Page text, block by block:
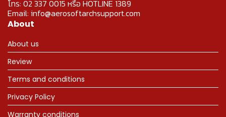
โทร: 02 337 0015 หรือ HOTLINE 1389
Email: info@aerosoftarchsupport.com
About
About us
Review
Terms and conditions
Privacy Policy
Warranty conditions